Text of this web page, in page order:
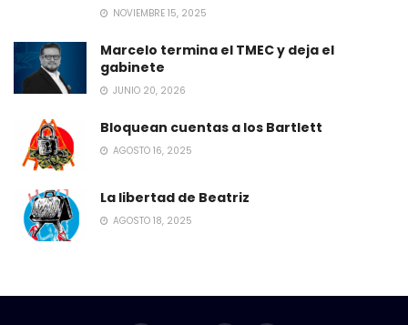
NOVIEMBRE 15, 2025
Marcelo termina el TMEC y deja el
gabinete
JUNIO 20, 2026
Bloquean cuentas a los Bartlett
AGOSTO 16, 2025
La libertad de Beatriz
AGOSTO 18, 2025